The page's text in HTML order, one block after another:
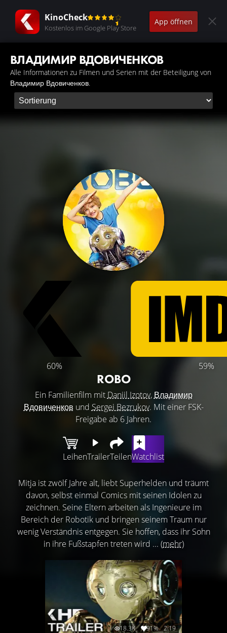
KinoCheck
Kostenlos im Google Play Store
App öffnen
ВЛАДИМИР ВДОВИЧЕНКОВ
Alle Informationen zu Filmen und Serien mit der Beteiligung von
Владимир Вдовиченков.
60% 59%
ROBO
Ein Familienfilm mit Daniil Izotov, Владимир
Вдовиченков und Sergei Bezrukov. Mit einer FSK-
Freigabe ab 6 Jahren.
LeihenTrailerTeilenWatchlist
Mitja ist zwölf Jahre alt, liebt Superhelden und träumt
davon, selbst einmal Comics mit seinen Idolen zu
zeichnen. Seine Eltern arbeiten als Ingenieure im
Bereich der Robotik und bringen seinem Traum nur
wenig Verständnis entgegen. Sie hoffen, dass ihr Sohn
in ihre Fußstapfen treten wird ... (mehr)
18.3K 91% 2:19